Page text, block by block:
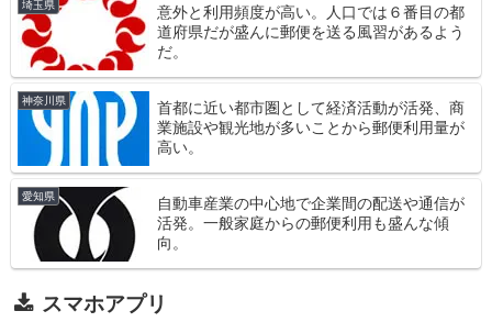
埼玉県
意外と利用頻度が高い。人口では６番目の都
道府県だが盛んに郵便を送る風習があるよう
だ。
神奈川県
首都に近い都市圏として経済活動が活発、商
業施設や観光地が多いことから郵便利用量が
高い。
愛知県
自動車産業の中心地で企業間の配送や通信が
活発。一般家庭からの郵便利用も盛んな傾
向。
スマホアプリ